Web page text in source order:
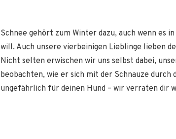
Schnee gehört zum Winter dazu, auch wenn es
will. Auch unsere vierbeinigen Lieblinge lieben
Nicht selten erwischen wir uns selbst dabei,
beobachten, wie er sich mit der Schnauze
ungefährlich für deinen Hund – wir verraten dir